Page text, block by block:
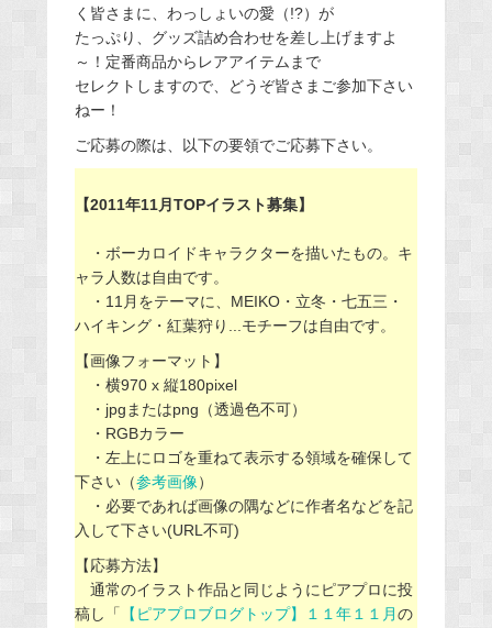
く皆さまに、わっしょいの愛（!?）が
たっぷり、グッズ詰め合わせを差し上げますよ
～！定番商品からレアアイテムまで
セレクトしますので、どうぞ皆さまご参加下さい
ねー！
ご応募の際は、以下の要領でご応募下さい。
【2011年11月TOPイラスト募集】
・ボーカロイドキャラクターを描いたもの。キ
ャラ人数は自由です。
・11月をテーマに、MEIKO・立冬・七五三・
ハイキング・紅葉狩り...モチーフは自由です。
【画像フォーマット】
・横970 x 縦180pixel
・jpgまたはpng（透過色不可）
・RGBカラー
・左上にロゴを重ねて表示する領域を確保して
下さい（参考画像）
・必要であれば画像の隅などに作者名などを記
入して下さい(URL不可)
【応募方法】
通常のイラスト作品と同じようにピアプロに投
稿し「 【ピアプロブログトップ】１１年１１月の